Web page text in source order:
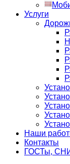
Услуги
Наши
Контакты
ГОСТы,